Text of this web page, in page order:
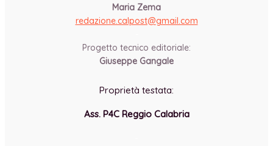
Maria Zema
redazione.calpost@gmail.com
Progetto tecnico editoriale:
Giuseppe Gangale
Proprietà testata:
Ass. P4C Reggio Calabria